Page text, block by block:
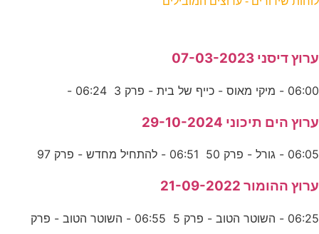
ערוץ דיסני 07-03-2023
06:00 - מיקי מאוס - כייף של בית - פרק 3 06:24 -
ערוץ הים תיכוני 29-10-2024
06:05 - גורל - פרק 50 06:51 - להתחיל מחדש - פרק 97
ערוץ ההומור 21-09-2022
06:25 - השוטר הטוב - פרק 5 06:55 - השוטר הטוב - פרק